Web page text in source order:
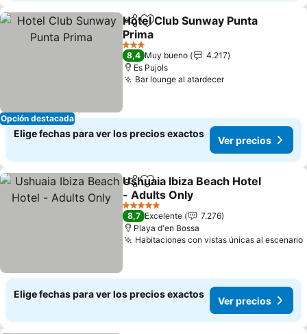
Opción destacada
CompartirAgregar a favoritos
Hotel Club Sunway Punta
Prima
3 Estrellas
8,4 Muy bueno
4.217
Es Pujols
Bar lounge al atardecer
Elige fechas para ver los precios exactos
Ver precios
CompartirAgregar a favoritos
Ushuaia Ibiza Beach Hotel
- Adults Only
5 Estrellas
8,7 Excelente
7.276
Playa d'en Bossa
Habitaciones con vistas únicas al escenario
Elige fechas para ver los precios exactos
Ver precios